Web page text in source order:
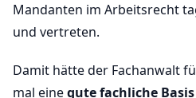
Mandanten im Arbeitsrecht
und vertreten.
Damit hätte der Fachanwalt
mal einegute fachliche Basis